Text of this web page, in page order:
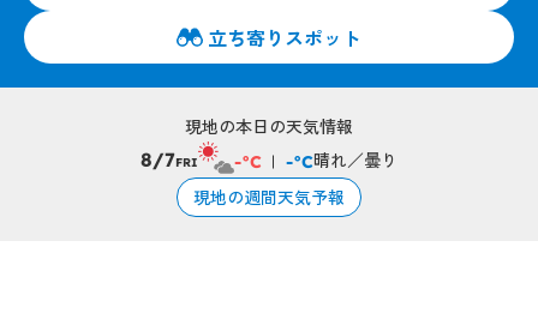
立ち寄りスポット
現地の本日の天気情報
8/7FRI -°C -°C晴れ／曇り
現地の週間天気予報